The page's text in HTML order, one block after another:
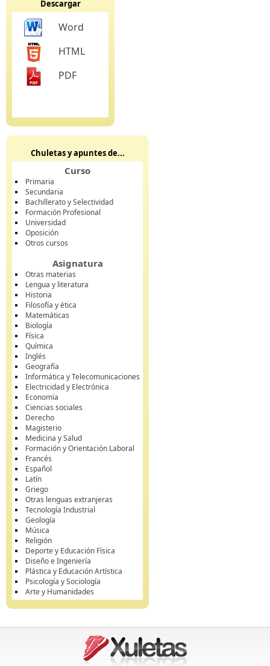
Descargar
Word
HTML
PDF
Chuletas y apuntes de...
Curso
Primaria
Secundaria
Bachillerato y Selectividad
Formación Profesional
Universidad
Oposición
Otros cursos
Asignatura
Otras materias
Lengua y literatura
Historia
Filosofía y ética
Matemáticas
Biología
Física
Química
Inglés
Geografía
Informática y Telecomunicaciones
Electricidad y Electrónica
Economía
Ciencias sociales
Derecho
Magisterio
Medicina y Salud
Formación y Orientación Laboral
Francés
Español
Latín
Griego
Otras lenguas extranjeras
Tecnología Industrial
Geología
Música
Religión
Deporte y Educación Física
Diseño e Ingeniería
Plástica y Educación Artística
Psicología y Sociología
Arte y Humanidades